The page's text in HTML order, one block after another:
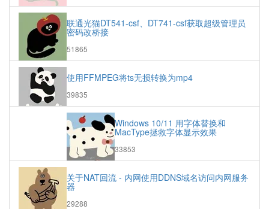
次
数:
联通光猫DT541-csf、DT741-csf获取超级管理员
密码改桥接
浏
次
数:
51865
使用FFMPEG将ts无损转换为mp4
浏
次
数:
39835
Windows 10/11 用字体替换和
MacType拯救字体显示效果
浏
数:
33853
关于NAT回流 - 内网使用DDNS域名访问内网服务
器
浏
29288